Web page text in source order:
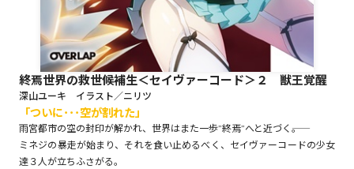
コミックガルド
終焉世界の救世候補生＜セイヴァーコード＞２ 獣王覚醒
深山ユーキ イラスト／ニリツ
「ついに･･･空が割れた」
雨宮都市の空の封印が解かれ、世界はまた一歩”終焉”へと近づく――。
ミネジの暴走が始まり、それを食い止めるべく、セイヴァーコードの少女
達３人が立ちふさがる。